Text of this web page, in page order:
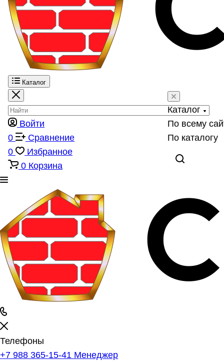
Каталог
Каталог
По всему
По каталогу
Войти
0
Сравнение
0
Избранное
0 Корзина
Телефоны
+7 988 365-15-41 Менеджер